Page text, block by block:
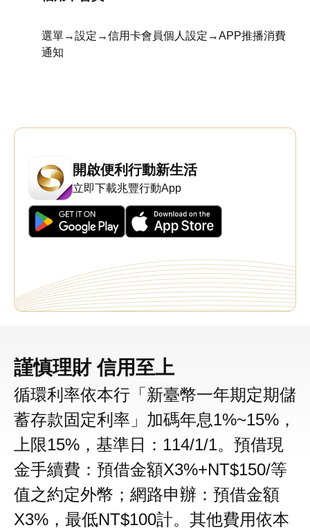
選單→設定→信用卡會員個人設定→APP推播消費
通知
開啟便利行動新生活
立即下載兆豐行動App
謹慎理財 信用至上
循環利率依本行「新臺幣一年期定期儲
蓄存款固定利率」加碼年息1%~15%，
上限15%，基準日：114/1/1。預借現
金手續費：預借金額X3%+NT$150/等
值之約定外幣；網路申辦：預借金額
X3%，最低NT$100計。其他費用依本